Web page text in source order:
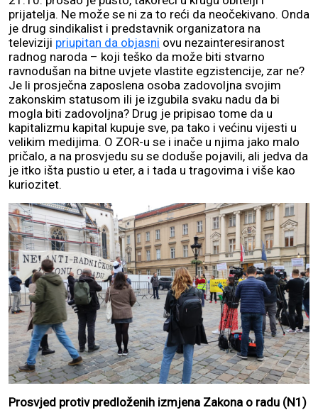
prijatelja. Ne može se ni za to reći da neočekivano. Onda
je drug sindikalist i predstavnik organizatora na
televiziji priupitan da objasni ovu nezainteresiranost
radnog naroda – koji teško da može biti stvarno
ravnodušan na bitne uvjete vlastite egzistencije, zar ne?
Je li prosječna zaposlena osoba zadovoljna svojim
zakonskim statusom ili je izgubila svaku nadu da bi
mogla biti zadovoljna? Drug je pripisao tome da u
kapitalizmu kapital kupuje sve, pa tako i većinu vijesti u
velikim medijima. O ZOR-u se i inače u njima jako malo
pričalo, a na prosvjedu su se doduše pojavili, ali jedva da
je itko išta pustio u eter, a i tada u tragovima i više kao
kuriozitet.
Prosvjed protiv predloženih izmjena Zakona o radu (N1)